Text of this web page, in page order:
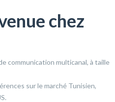
chez
communication multicanal, à taille
sur le marché Tunisien,